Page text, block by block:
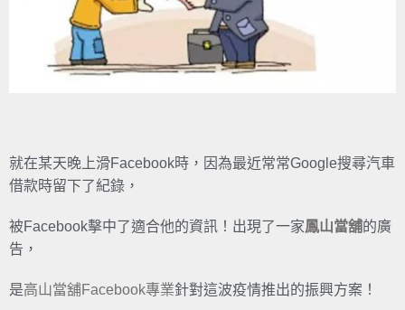
就在某天晚上滑Facebook時，因為最近常常Google搜尋汽車
借款時留下了紀錄，
被Facebook擊中了適合他的資訊！出現了一家鳳山當舖的廣
告，
是高山當舖Facebook專業針對這波疫情推出的振興方案！